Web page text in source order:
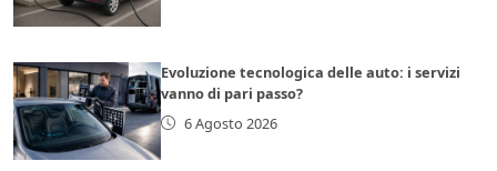
Evoluzione tecnologica delle auto: i servizi
vanno di pari passo?
6 Agosto 2026